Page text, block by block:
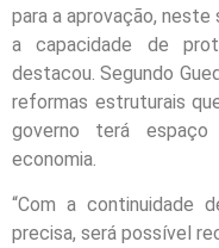
para a aprovação,
a capacidade de
destacou. Segundo
reformas estruturais
governo terá
economia.
“Com a continuidade
precisa, será possível